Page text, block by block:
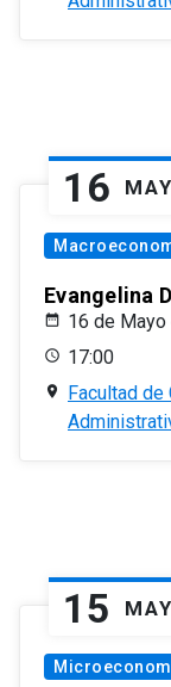
16 MAY
Evangelina
16 de
17:00
Facultad de
15 MAY